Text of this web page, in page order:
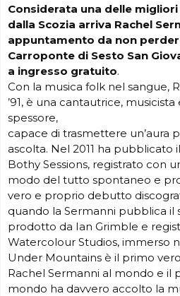
Considerata una delle
dalla Scozia arriva Rachel
appuntamento da non
Carroponte di Sesto San
a ingresso gratuito.
Con la musica folk nel sangue,
’91, è una cantautrice,
spessore,
capace di trasmettere un’aura
ascolta. Nel 2011 ha pubblicato
Bothy Sessions, registrato con
modo del tutto spontaneo e
vero e proprio debutto
quando la Sermanni pubblica il
prodotto da Ian Grimble e
Watercolour Studios, immerso
Under Mountains è il primo
Rachel Sermanni al mondo e il
mondo ha davvero accolto la